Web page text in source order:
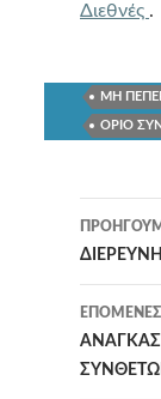
Διεθνές .
ΜΗ
ΟΡΙΟ
ΕΠΌΜΕΝΕΣ